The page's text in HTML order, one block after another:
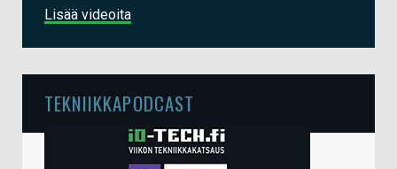
Lisää videoita
TEKNIIKKAPODCAST